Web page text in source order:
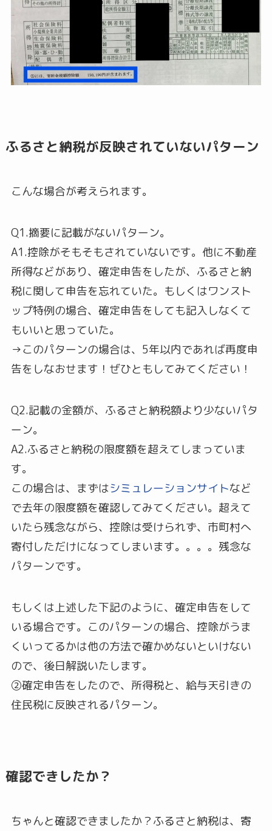
ふるさと納税が反映されていないパターン
こんな場合が考えられます。
Q1.摘要に記載がないパターン。
A1.控除がそもそもされていないです。他に不動産
所得などがあり、確定申告をしたが、ふるさと納
税に関して申告を忘れていた。もしくはワンスト
ップ特例の場合、確定申告をしても記入しなくて
もいいと思っていた。
→このパターンの場合は、5年以内であれば再度申
告をしなおせます！ぜひともしてみてください！
Q2.記載の金額が、ふるさと納税額より少ないパタ
ーン。
A2.ふるさと納税の限度額を超えてしまっていま
す。
この場合は、まずはシミュレーションサイトなど
で去年の限度額を確認してみてください。超えて
いたら残念ながら、控除は受けられず、市町村へ
寄付しただけになってしまいます。。。。残念な
パターンです。
もしくは上述した下記のように、確定申告をして
いる場合です。このパターンの場合、控除がうま
くいってるかは他の方法で確かめないといけない
ので、後日解説いたします。
②確定申告をしたので、所得税と、給与天引きの
住民税に反映されるパターン。
確認できしたか？
ちゃんと確認できましたか？ふるさと納税は、寄